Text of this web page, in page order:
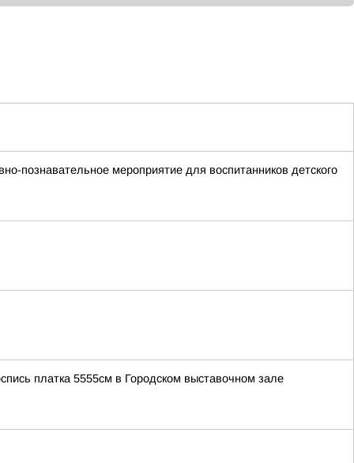
познавательное мероприятие для воспитанников детского
платка 5555см в Городском выставочном зале